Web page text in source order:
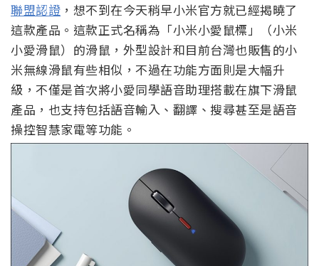
聯盟認證 ，想不到在今天稍早小米官方就已經揭曉了
這款產品。這款正式名稱為「小米小愛鼠標」（小米
小愛滑鼠）的滑鼠，外型設計和目前台灣也販售的小
米無線滑鼠有些相似，不過在功能方面則是大幅升
級，不僅是首次將小愛同學語音助理搭載在旗下滑鼠
產品，也支持包括語音輸入、翻譯、搜尋甚至是語音
操控智慧家電等功能。